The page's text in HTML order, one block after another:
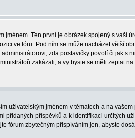
Ten první je obrázek spojený s vaší
ve fóru. Pod ním se může nacházet větší
zda postavičky povolí či jak s
zakázali, a vy byste se měli zeptat
uživatelským jménem v tématech a na
přidaných příspěvků a k identifikaci určitých
fórum zbytečným přispíváním jen, abyste